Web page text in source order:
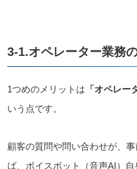
3-1.オペレーター業務
1つめのメリットは 「オペレー
いう点です。
顧客の質問や問い合わせが、
ば、ボイスボット（音声AI）